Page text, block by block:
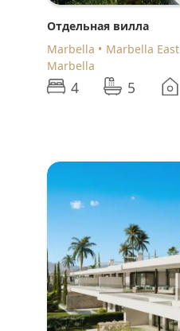
Отдельная вилла
Marbella
Marbella East
Marbella
4 5